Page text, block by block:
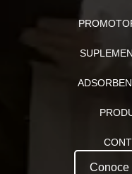
Conoce